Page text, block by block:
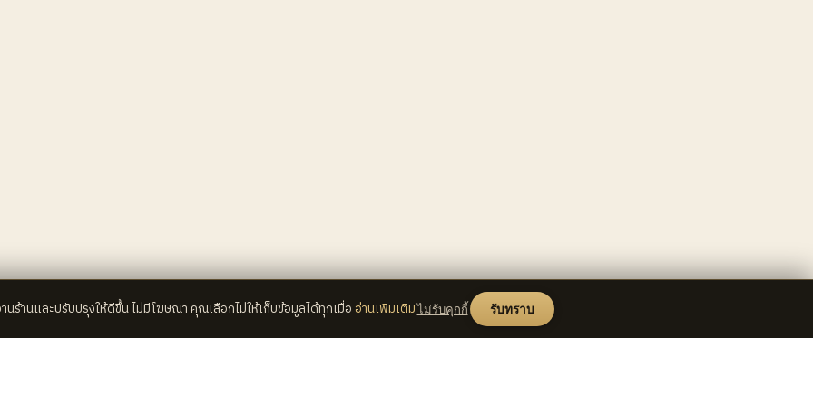
านร้านและปรับปรุงให้ดีขึ้น ไม่มีโฆษณา คุณเลือกไม่ให้เก็บข้อมูลได้ทุกเมื่ออ่านเพิ่มเติมไม่รับคุกกี้ รับทราบ